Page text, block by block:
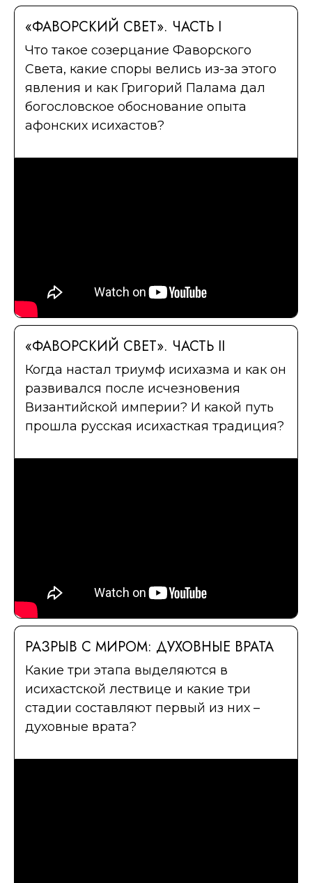
«ФАВОРСКИЙ СВЕТ». ЧАСТЬ I
Что такое созерцание Фаворского
Света, какие споры велись из-за этого
явления и как Григорий Палама дал
богословское обоснование опыта
афонских исихастов?
«ФАВОРСКИЙ СВЕТ». ЧАСТЬ II
Когда настал триумф исихазма и как он
развивался после исчезновения
Византийской империи? И какой путь
прошла русская исихасткая традиция?
РАЗРЫВ С МИРОМ: ДУХОВНЫЕ ВРАТА
Какие три этапа выделяются в
исихастской лествице и какие три
стадии составляют первый из них –
духовные врата?